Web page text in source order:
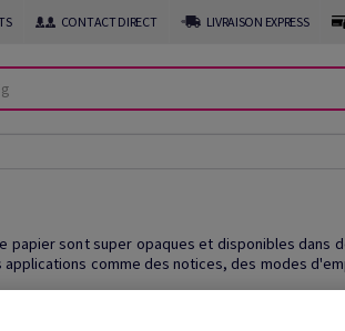
CONTACT DIRECT LIVRAISON EXPRESS
papier sont super opaques et disponibles dans
comme des notices, des modes